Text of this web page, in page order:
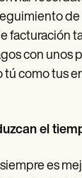
facturación
con unos
tú como tus
el
es